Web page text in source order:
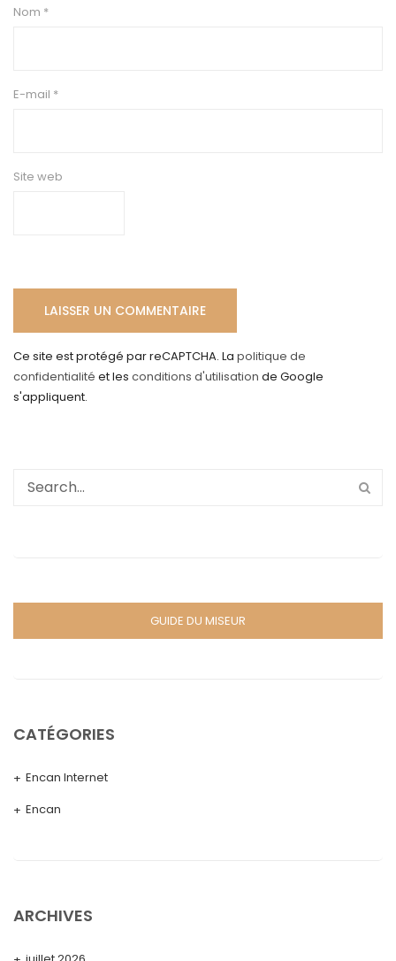
Nom *
E-mail *
Site web
Ce site est protégé par reCAPTCHA. La politique de
confidentialité et les conditions d'utilisation de Google
s'appliquent.
GUIDE DU MISEUR
CATÉGORIES
Encan Internet
Encan
ARCHIVES